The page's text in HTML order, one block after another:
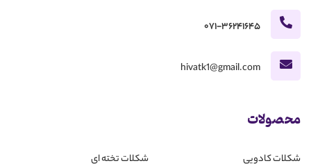
071-36241645
hivatk1@gmail.com
محصولات
شکلات کادویی
شکلات تخته ای